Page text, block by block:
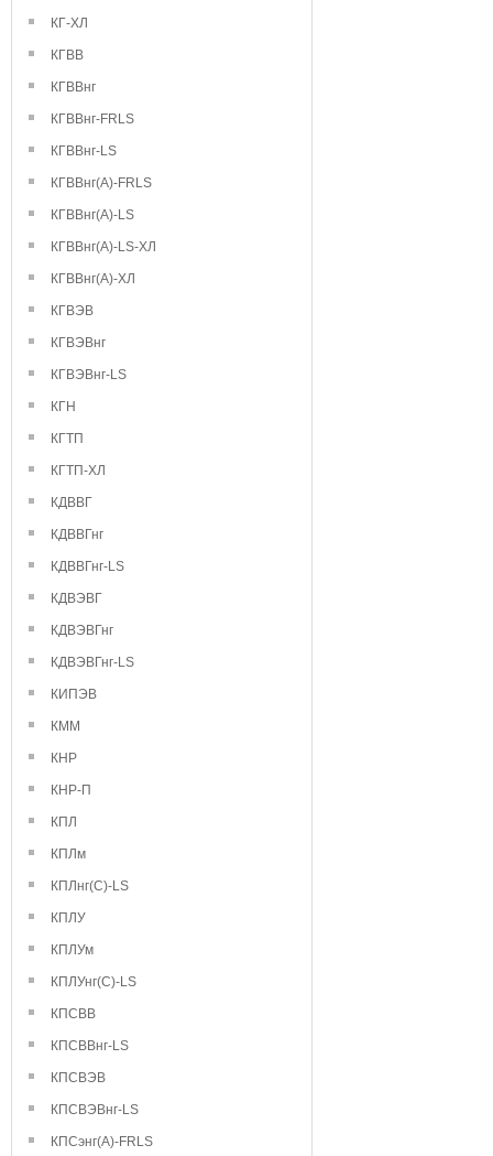
КГ-ХЛ
КГВВ
КГВВнг
КГВВнг-FRLS
КГВВнг-LS
КГВВнг(А)-FRLS
КГВВнг(А)-LS
КГВВнг(А)-LS-ХЛ
КГВВнг(А)-ХЛ
КГВЭВ
КГВЭВнг
КГВЭВнг-LS
КГН
КГТП
КГТП-ХЛ
КДВВГ
КДВВГнг
КДВВГнг-LS
КДВЭВГ
КДВЭВГнг
КДВЭВГнг-LS
КИПЭВ
КММ
КНР
КНР-П
КПЛ
КПЛм
КПЛнг(С)-LS
КПЛУ
КПЛУм
КПЛУнг(С)-LS
КПСВВ
КПСВВнг-LS
КПСВЭВ
КПСВЭВнг-LS
КПСэнг(А)-FRLS